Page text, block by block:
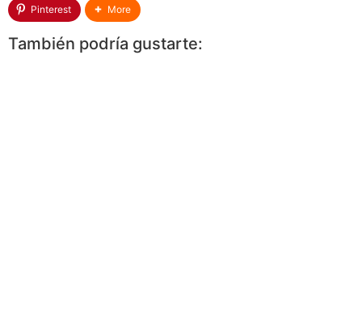
Pinterest More
También podría gustarte: